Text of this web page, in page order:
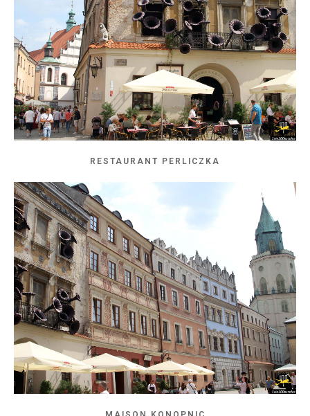
RESTAURANT PERLICZKA